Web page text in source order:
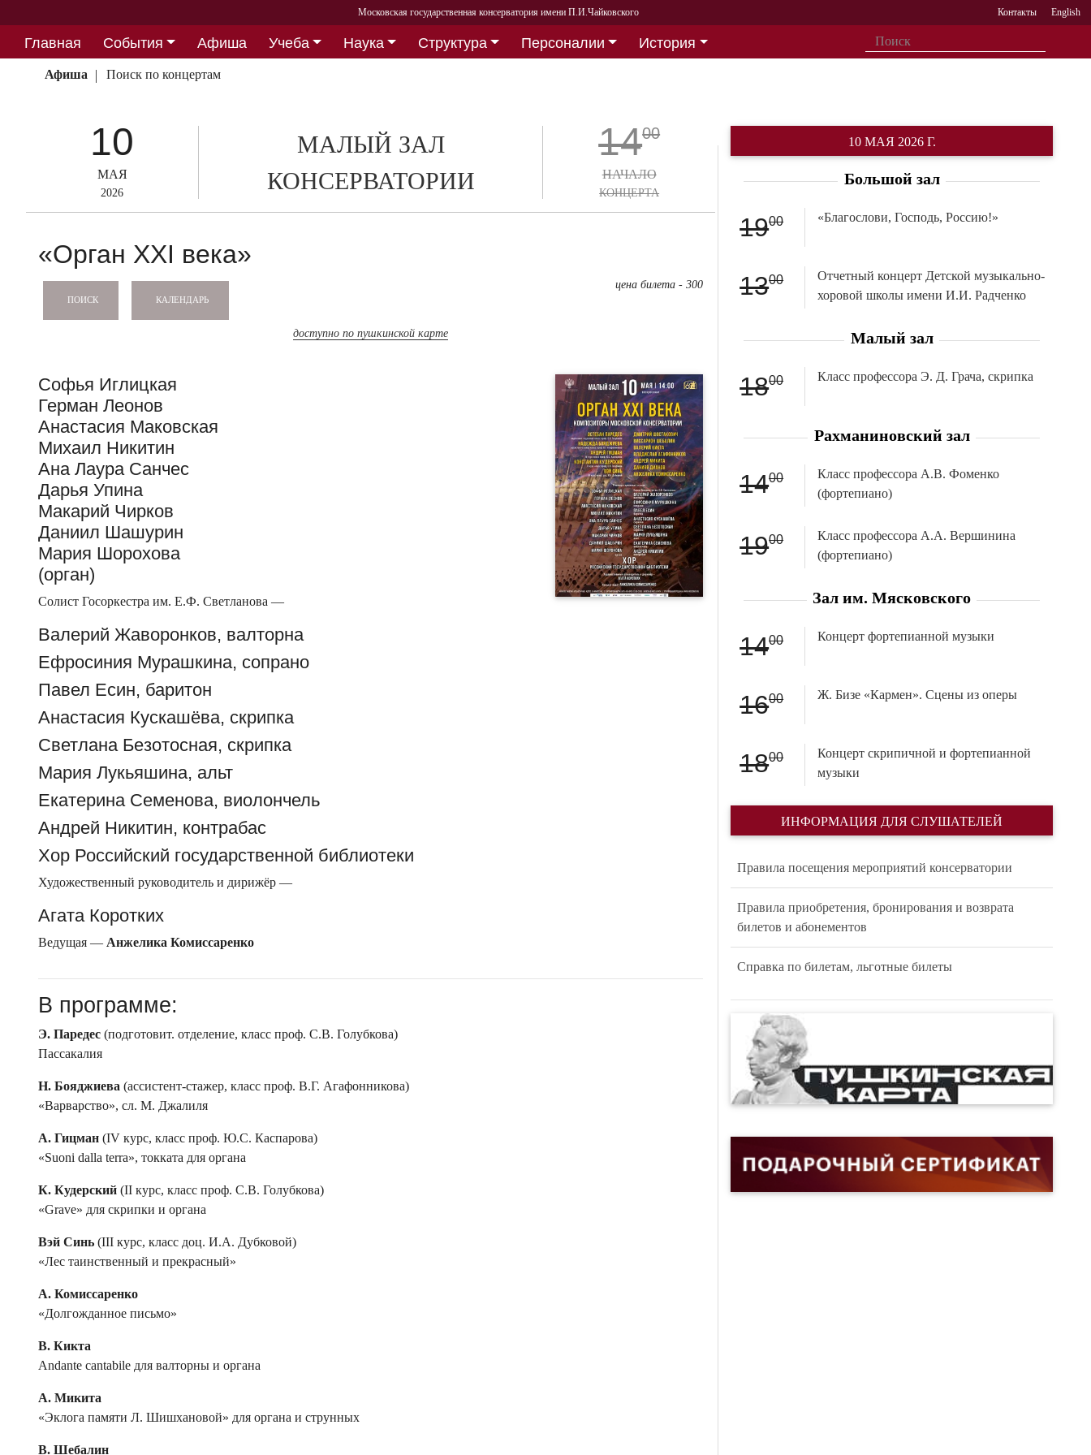
Московская государственная консерватория имени П.И.Чайковского Контакты English
Главная События Афиша Учеба Наука Структура Персоналии
История
Партнерство
Афиша Поиск по концертам
10
МАЯ
2026
МАЛЫЙ ЗАЛ
КОНСЕРВАТОРИИ
1400
НАЧАЛО
КОНЦЕРТА
«Орган XXI века»
ПОИСК КАЛЕНДАРЬ
цена билета - 300
доступно по пушкинской карте
Софья Иглицкая
Герман Леонов
Анастасия Маковская
Михаил Никитин
Ана Лаура Санчес
Дарья Упина
Макарий Чирков
Даниил Шашурин
Мария Шорохова
(орган)
Солист Госоркестра им. Е.Ф. Светланова —
Валерий Жаворонков, валторна
Ефросиния Мурашкина, сопрано
Павел Есин, баритон
Анастасия Кускашёва, скрипка
Светлана Безотосная, скрипка
Мария Лукьяшина, альт
Екатерина Семенова, виолончель
Андрей Никитин, контрабас
Хор Российский государственной библиотеки
Художественный руководитель и дирижёр —
Агата Коротких
Ведущая — Анжелика Комиссаренко
В программе:
Э. Паредес (подготовит. отделение, класс проф. С.В. Голубкова)
Пассакалия
Н. Бояджиева (ассистент-стажер, класс проф. В.Г. Агафонникова)
«Варварство», сл. М. Джалиля
А. Гицман (IV курс, класс проф. Ю.С. Каспарова)
«Suoni dalla terra», токката для органа
К. Кудерский (II курс, класс проф. С.В. Голубкова)
«Grave» для скрипки и органа
Вэй Синь (III курс, класс доц. И.А. Дубковой)
«Лес таинственный и прекрасный»
А. Комиссаренко
«Долгожданное письмо»
В. Кикта
Andante cantabile для валторны и органа
А. Микита
«Эклога памяти Л. Шишхановой» для органа и струнных
В. Шебалин
10 МАЯ 2026 Г.
Большой зал
1900 «Благослови, Господь, Россию!»
1300
Отчетный концерт Детской музыкально-
хоровой школы имени И.И. Радченко
Малый зал
1800 Класс профессора Э. Д. Грача, скрипка
Рахманиновский зал
1400
Класс профессора А.В. Фоменко
(фортепиано)
1900
Класс профессора А.А. Вершинина
(фортепиано)
Зал им. Мясковского
1400 Концерт фортепианной музыки
1600 Ж. Бизе «Кармен». Сцены из оперы
1800
Концерт скрипичной и фортепианной
музыки
ИНФОРМАЦИЯ ДЛЯ СЛУШАТЕЛЕЙ
Правила посещения мероприятий консерватории
Правила приобретения, бронирования и возврата
билетов и абонементов
Справка по билетам, льготные билеты